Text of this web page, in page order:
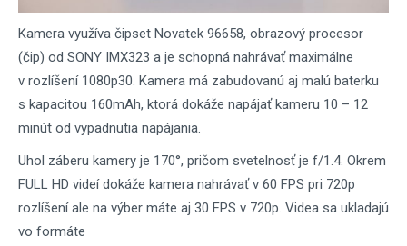
Kamera využíva čipset Novatek 96658, obrazový procesor
(čip) od SONY IMX323 a je schopná nahrávať maximálne
v rozlíšení 1080p30. Kamera má zabudovanú aj malú baterku
s kapacitou 160mAh, ktorá dokáže napájať kameru 10 – 12
minút od vypadnutia napájania.
Uhol záberu kamery je 170°, pričom svetelnosť je f/1.4. Okrem
FULL HD videí dokáže kamera nahrávať v 60 FPS pri 720p
rozlíšení ale na výber máte aj 30 FPS v 720p. Videa sa ukladajú
vo formáte